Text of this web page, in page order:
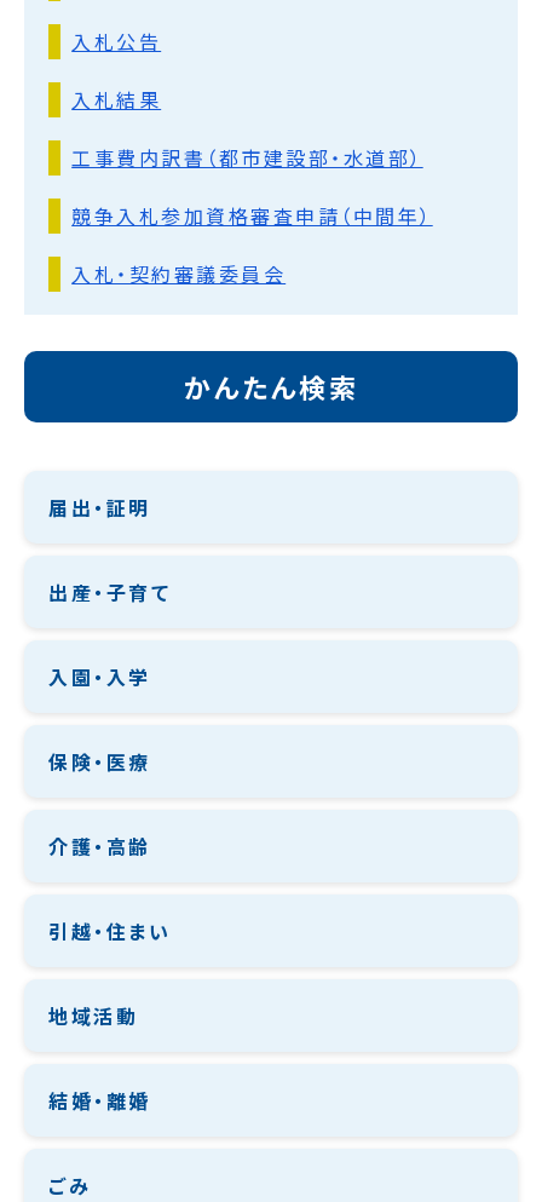
入札公告
入札結果
工事費内訳書（都市建設部・水道部）
競争入札参加資格審査申請（中間年）
入札・契約審議委員会
かんたん検索
届出・証明
出産・子育て
入園・入学
保険・医療
介護・高齢
引越・住まい
地域活動
結婚・離婚
ごみ